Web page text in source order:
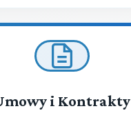
i Kontrakty